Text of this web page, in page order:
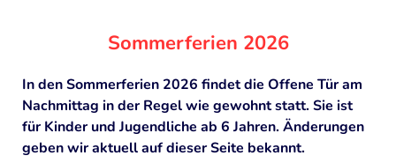
Wolle
Altes Handwerk
Sommerferien 2026
In den Sommerferien 2026 findet die Offene Tür am
Nachmittag in der Regel wie gewohnt statt. Sie ist
für Kinder und Jugendliche ab 6 Jahren. Änderungen
geben wir aktuell auf dieser Seite bekannt.